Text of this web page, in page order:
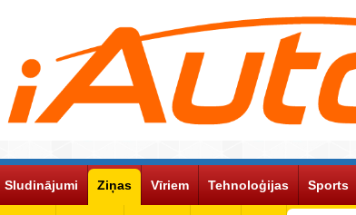
Sludinājumi Ziņas Vīriem Tehnoloģijas Sports